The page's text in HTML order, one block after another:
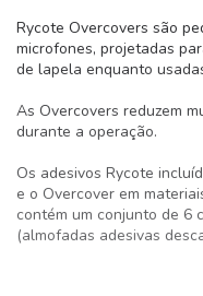
Rycote Overcovers são
microfones, projetadas
de lapela enquanto
As Overcovers reduzem
durante a operação.
Os adesivos Rycote
e o Overcover em
contém um conjunto de 6
(almofadas adesivas